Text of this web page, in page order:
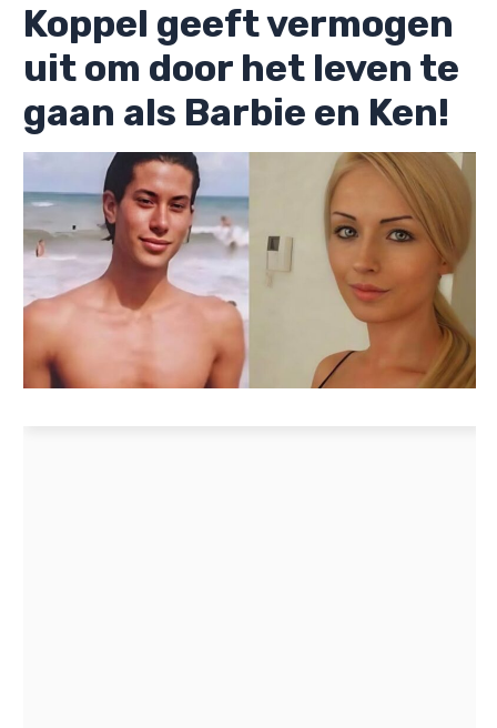
Koppel geeft vermogen
uit om door het leven te
gaan als Barbie en Ken!